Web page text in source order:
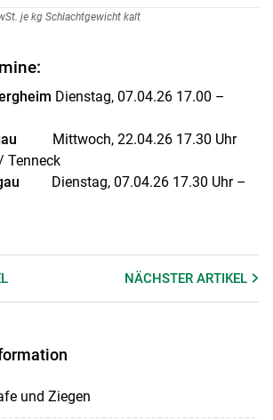
je kg Schlachtgewicht kalt
Dienstag, 07.04.26 17.00 –
Mittwoch, 22.04.26 17.30 Uhr
Tenneck
Dienstag, 07.04.26 17.30 Uhr –
NÄCHSTERARTIKEL
und Ziegen